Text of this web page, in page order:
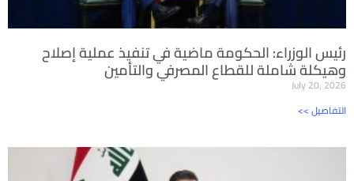
رئيس الوزراء: الحكومة ماضية في تنفيذ عملية إصلاح
وهيكلة شاملة للقطاع المصرفي والتأمين
July 20, 2026
<< التفاصيل